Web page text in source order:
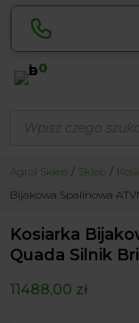
Lucyna
534
biuro@ ...
0
produktów
Agrol Sklep Sklep
Bijakowa Spalinowa
Kosiarka
Quada Silnik
11488,00 zł